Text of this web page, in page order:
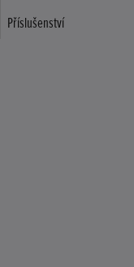
Příslušenství